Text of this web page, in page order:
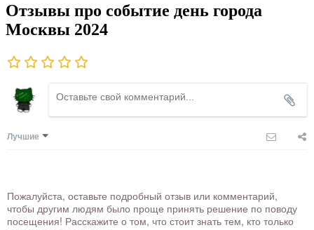
Отзывы про событие день города
Москвы 2024
Лучшие
Пожалуйста, оставьте подробный отзыв или комментарий,
чтобы другим людям было проще принять решение по поводу
посещения! Расскажите о том, что стоит знать тем, кто только